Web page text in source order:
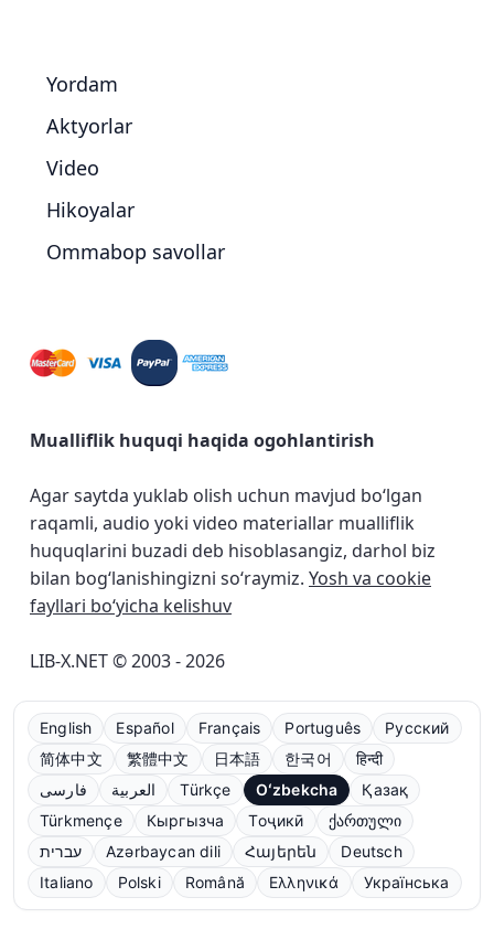
Yordam
Aktyorlar
Video
Hikoyalar
Ommabop savollar
Mualliflik huquqi haqida ogohlantirish
Agar saytda yuklab olish uchun mavjud bo‘lgan
raqamli, audio yoki video materiallar mualliflik
huquqlarini buzadi deb hisoblasangiz, darhol biz
bilan bog‘lanishingizni so‘raymiz. Yosh va cookie
fayllari bo‘yicha kelishuv
LIB-X.NET © 2003 - 2026
English Español Français Português
Русский
简体中文
繁體中文 日本語 한국어
हिन्दी
فارسی
العربية Türkçe Oʻzbekcha
Қазақ
Türkmençe
Кыргызча Тоҷикӣ
ქართული
עברית
Azərbaycan dili Հայերեն
Deutsch
Italiano
Polski Română Ελληνικά Українська